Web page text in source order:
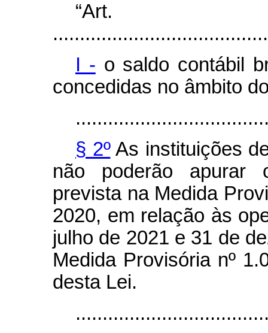
I - o saldo contábil
concedidas no âmbito
§ 2ºAs instituições
não poderão apurar
prevista na Medida
2020, em relação às
julho de 2021 e 31 de
Medida Provisória nº
desta Lei.